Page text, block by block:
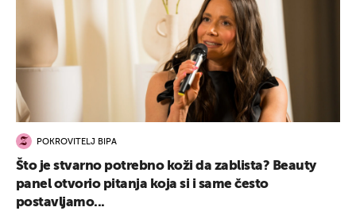
POKROVITELJ BIPA
Što je stvarno potrebno koži da zablista? Beauty
panel otvorio pitanja koja si i same često
postavljamo...